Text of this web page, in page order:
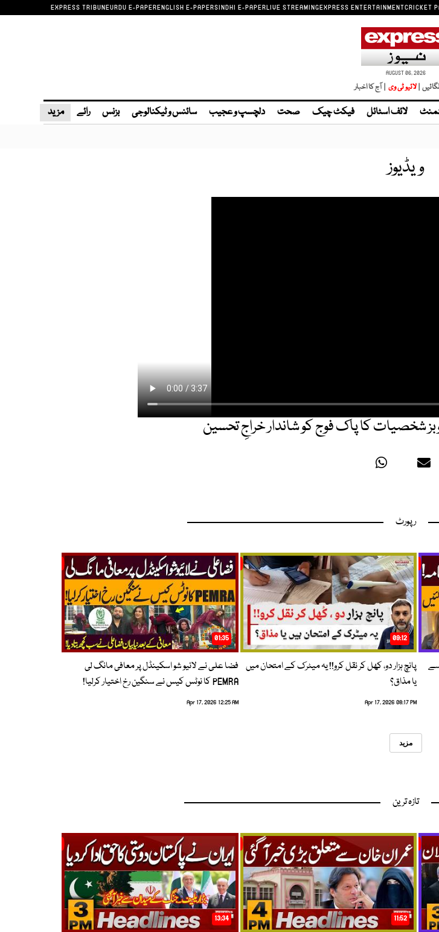
EXPRESS TRIBUNEURDU E-PAPERENGLISH E-PAPERSINDHI E-PAPERLIVE STREAMINGEXPRESS ENTERTAINMENTCRICKET
AUGUST 06, 2026
|لائیو ٹی وی | آج کا اخبار
لائف اسٹائل فیکٹ چیک صحت دلچسپ و عجیب سائنس و ٹیکنالوجی بزنس رائے مزید
ویڈیوز
شخصیات کا پاک فوج کو شاندار خراجِ تحسین
رپورٹ
سے
09:12
پانچ ہزار دو، کھل کر نقل کرو!! یہ میٹرک کے امتحان میں
یا مذاق؟
Apr 17, 2026 08:17 PM
01:35
فضا علی نے لائیو شو اسکینڈل پر معافی مانگ لی
PEMRA کا نوٹس کیس نے سنگین رخ اختیار کرلیا!
Apr 17, 2026 12:25 AM
مزید
تازہ ترین
11:52
13:34